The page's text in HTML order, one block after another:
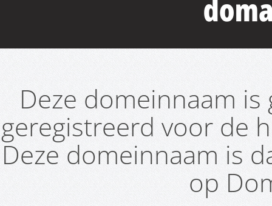
Deze domeinnaam
geregistreerd voor de
Deze domeinnaam is
op